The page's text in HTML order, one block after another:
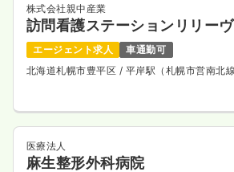
株式会社親中産業
訪問看護ステーションリリーヴ
エージェント求人
車通勤可
北海道札幌市豊平区 / 平岸駅（札幌市営南北
医療法人
麻生整形外科病院